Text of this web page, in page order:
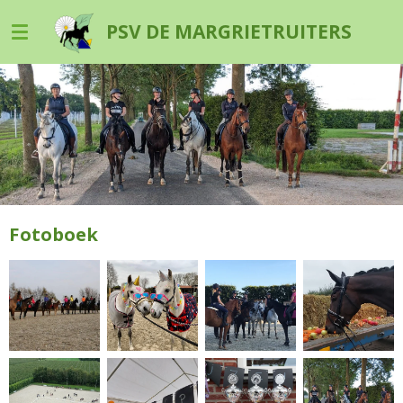
direct
naar
de
hoofdinhoud
PSV DE MARGRIETRUITERS
Fotoboek